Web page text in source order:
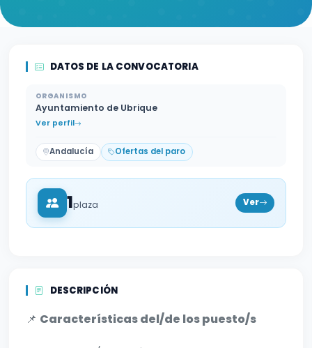
DATOS DE LA CONVOCATORIA
ORGANISMO
Ayuntamiento de Ubrique
Ver perfil
Andalucía Ofertas del paro
1plaza Ver
DESCRIPCIÓN
📌 Características del/de los puesto/s